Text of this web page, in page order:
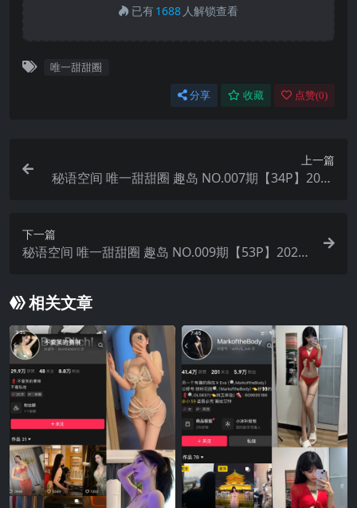
已有1688 人解锁查看
唯一甜甜圈
分享 收藏 点赞(0)
上一篇
秘语空间 唯一甜甜圈 趣岛 NO.007期【34P】2025
下一篇
秘语空间 唯一甜甜圈 趣岛 NO.009期【53P】2025
相关文章